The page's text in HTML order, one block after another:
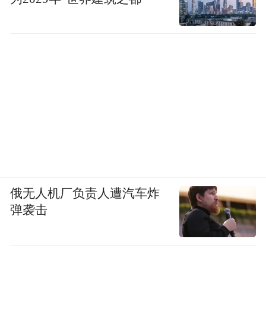
俄无人机厂负责人遭汽车炸
弹袭击